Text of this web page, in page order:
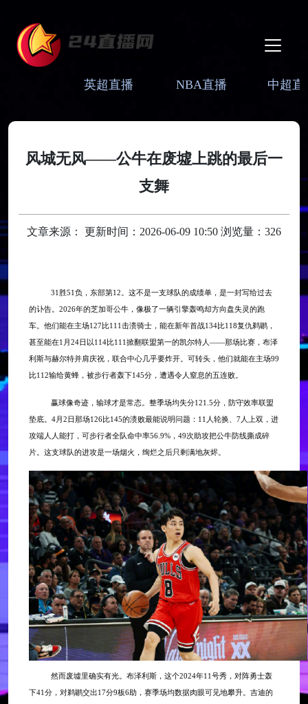
英超直播 NBA直播 中超直
风城无风——公牛在废墟上跳的最后一
支舞
文章来源： 更新时间：2026-06-09 10:50 浏览量：326
31胜51负，东部第12。这不是一支球队的成绩单，是一封写给过去
的讣告。2026年的芝加哥公牛，像极了一辆引擎轰鸣却方向盘失灵的跑
车。他们能在主场127比111击溃骑士，能在新年首战134比118复仇鹈鹕，
甚至能在1月24日以114比111掀翻联盟第一的凯尔特人——那场比赛，布泽
利斯与赫尔特并肩庆祝，联合中心几乎要炸开。可转头，他们就能在主场99
比112输给黄蜂，被步行者轰下145分，遭遇令人窒息的五连败。
赢球像奇迹，输球才是常态。整季场均失分121.5分，防守效率联盟
垫底。4月2日那场126比145的溃败最能说明问题：11人轮换、7人上双，进
攻端人人能打，可步行者全队命中率56.9%，49次助攻把公牛防线撕成碎
片。这支球队的进攻是一场烟火，绚烂之后只剩满地灰烬。
然而废墟里确实有光。布泽利斯，这个2024年11号秀，对阵勇士轰
下41分，对鹈鹕交出17分9板6助，赛季场均数据肉眼可见地攀升。吉迪的